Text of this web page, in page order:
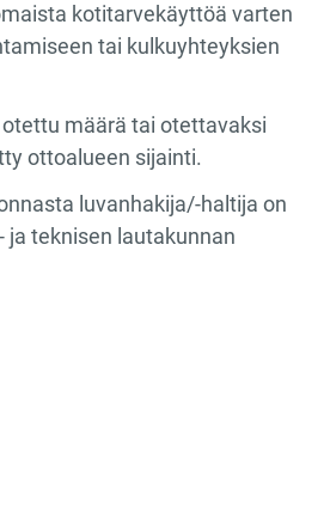
kotitarvekäyttöä varten
tai kulkuyhteyksien
määrä tai otettavaksi
ottoalueen sijainti.
luvanhakija/-haltija on
teknisen lautakunnan